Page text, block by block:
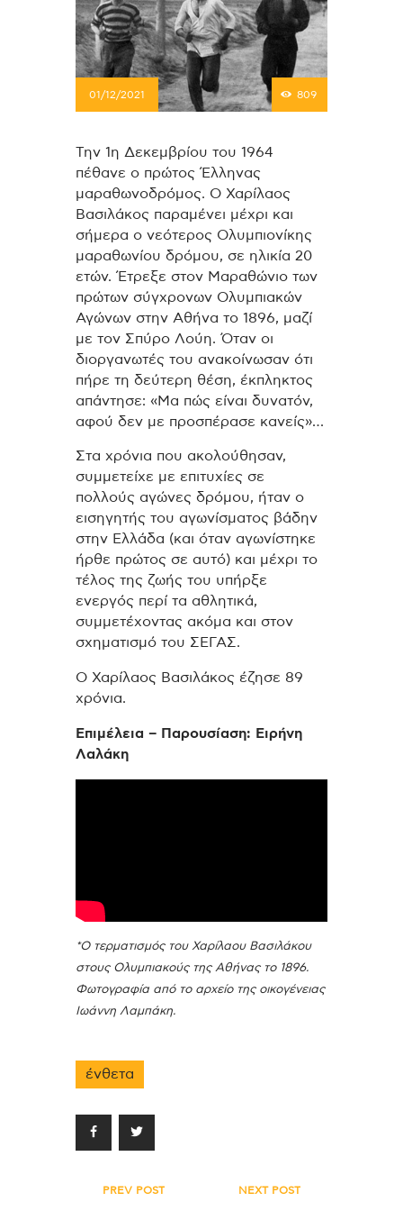
01/12/2021 809
Την 1η Δεκεμβρίου του 1964
πέθανε ο πρώτος Έλληνας
μαραθωνοδρόμος. Ο Χαρίλαος
Βασιλάκος παραμένει μέχρι και
σήμερα ο νεότερος Ολυμπιονίκης
μαραθωνίου δρόμου, σε ηλικία 20
ετών. Έτρεξε στον Μαραθώνιο των
πρώτων σύγχρονων Ολυμπιακών
Αγώνων στην Αθήνα το 1896, μαζί
με τον Σπύρο Λούη. Όταν οι
διοργανωτές του ανακοίνωσαν ότι
πήρε τη δεύτερη θέση, έκπληκτος
απάντησε: «Μα πώς είναι δυνατόν,
αφού δεν με προσπέρασε κανείς»…
Στα χρόνια που ακολούθησαν,
συμμετείχε με επιτυχίες σε
πολλούς αγώνες δρόμου, ήταν ο
εισηγητής του αγωνίσματος βάδην
στην Ελλάδα (και όταν αγωνίστηκε
ήρθε πρώτος σε αυτό) και μέχρι το
τέλος της ζωής του υπήρξε
ενεργός περί τα αθλητικά,
συμμετέχοντας ακόμα και στον
σχηματισμό του ΣΕΓΑΣ.
Ο Χαρίλαος Βασιλάκος έζησε 89
χρόνια.
Επιμέλεια – Παρουσίαση: Ειρήνη
Λαλάκη
*Ο τερματισμός του Χαρίλαου Βασιλάκου
στους Ολυμπιακούς της Αθήνας το 1896.
Φωτογραφία από το αρχείο της οικογένειας
Ιωάννη Λαμπάκη.
ένθετα
Πλοήγηση
PREV POST NEXT POST